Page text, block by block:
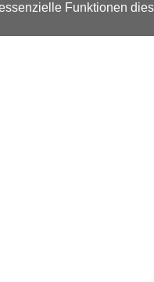
Funktionen